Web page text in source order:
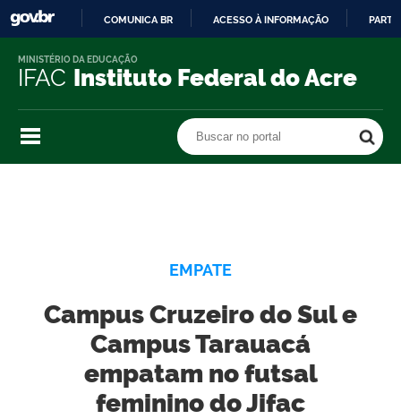
O
COMUNICA BR ACESSO À INFORMAÇÃO
IFAC Instituto Federal do Acre
MINISTÉRIO DA EDUCAÇÃO
Buscar no portal
EMPATE
Campus Cruzeiro do Sul e
Campus Tarauacá
empatam no futsal
feminino do Jifac